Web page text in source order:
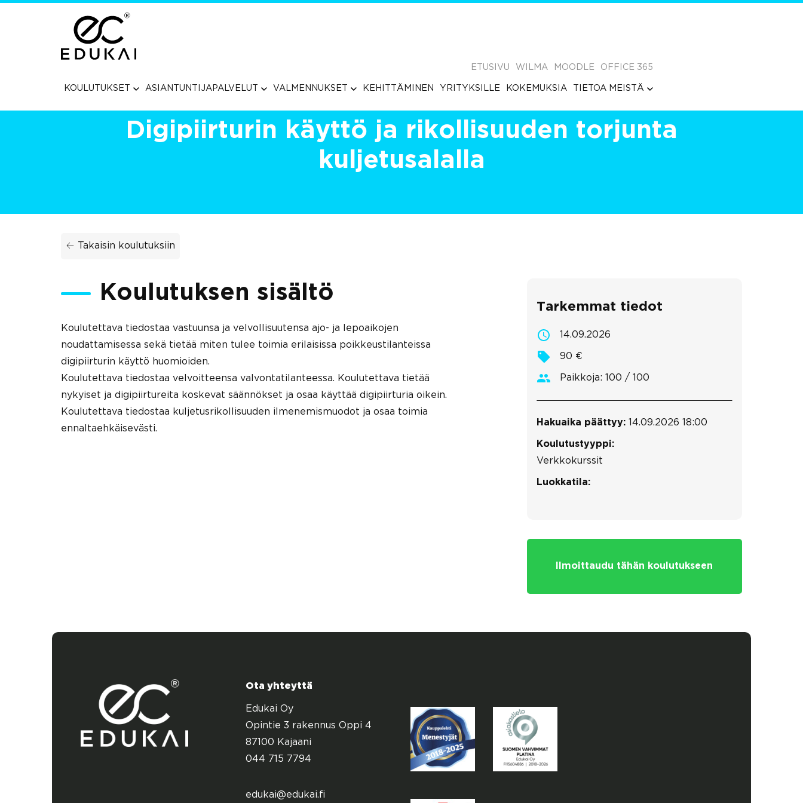
ETUSIVU WILMA MOODLE OFFICE 365
KOULUTUKSET ASIANTUNTIJAPALVELUT VALMENNUKSET KEHITTÄMINEN YRITYKSILLE KOKEMUKSIA TIETOA MEISTÄ
Digipiirturin käyttö ja rikollisuuden torjunta
kuljetusalalla
← Takaisin koulutuksiin
Tarkemmat tiedot
14.09.2026
90 €
Paikkoja: 100 / 100
Hakuaika päättyy: 14.09.2026 18:00
Koulutustyyppi:
Verkkokurssit
Luokkatila:
Ilmoittaudu tähän koulutukseen
Koulutuksen sisältö
Koulutettava tiedostaa vastuunsa ja velvollisuutensa ajo- ja lepoaikojen
noudattamisessa sekä tietää miten tulee toimia erilaisissa poikkeustilanteissa
digipiirturin käyttö huomioiden.
Koulutettava tiedostaa velvoitteensa valvontatilanteessa. Koulutettava tietää
nykyiset ja digipiirtureita koskevat säännökset ja osaa käyttää digipiirturia oikein.
Koulutettava tiedostaa kuljetusrikollisuuden ilmenemismuodot ja osaa toimia
ennaltaehkäisevästi.
Ota yhteyttä
Edukai Oy
Opintie 3 rakennus Oppi 4
87100 Kajaani
044 715 7794
edukai@edukai.fi